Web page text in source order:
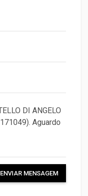
ENVIAR MENSAGEM